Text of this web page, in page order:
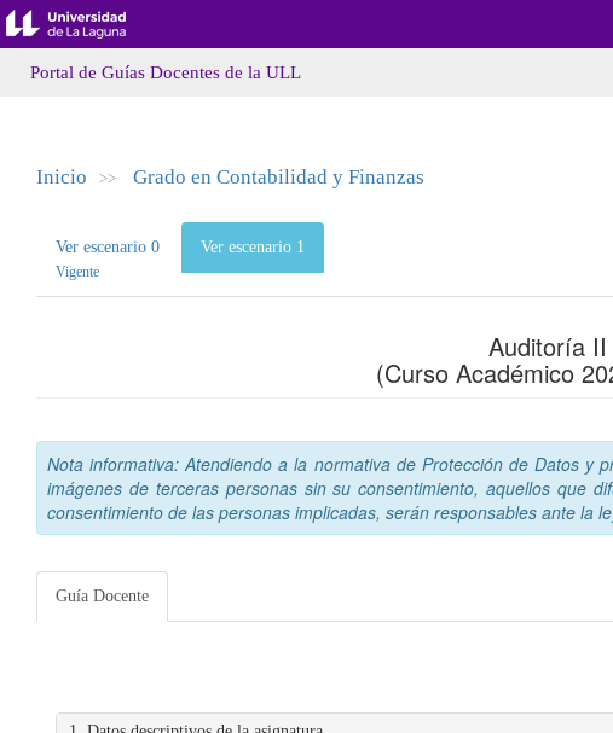
Portal de Guías Docentes de la ULL
Inicio >> Grado en Contabilidad y Finanzas
Ver escenario 0
Vigente
Ver escenario 1
Auditoría II
(Curso Académico
Nota informativa: Atendiendo a la normativa de Protección de Datos y
imágenes de terceras personas sin su consentimiento, aquellos que
consentimiento de las personas implicadas, serán responsables ante la
Guía Docente